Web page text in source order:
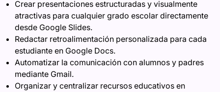
Crear presentaciones estructuradas y visualmente
atractivas para cualquier grado escolar directamente
desde Google Slides.
Redactar retroalimentación personalizada para cada
estudiante en Google Docs.
Automatizar la comunicación con alumnos y padres
mediante Gmail.
Organizar y centralizar recursos educativos en